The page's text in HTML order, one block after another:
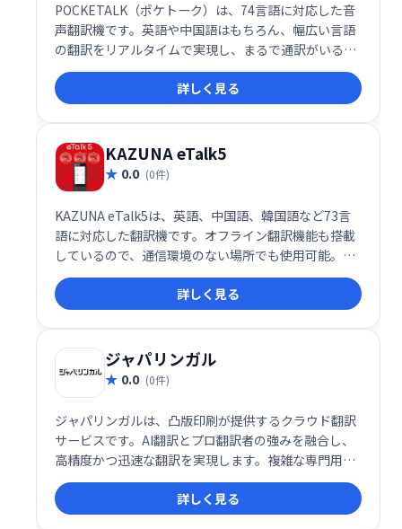
POCKETALK（ポケトーク）は、74言語に対応した音
声翻訳機です。英語や中国語はもちろん、幅広い言語
の翻訳をリアルタイムで実現し、まるで通訳がいるか
のようなスムーズなコミュニケーションを可能にしま
す。相手と互いに言葉を話せなくても、手軽に意思疎
通できます。旅行やビジネスなど、様々なシーンで活
躍します。
詳しく見る
KAZUNA eTalk5
0.0 (0件)
KAZUNA eTalk5は、英語、中国語、韓国語など73言
語に対応した翻訳機です。オフライン翻訳機能も搭載
しているので、通信環境のない場所でも使用可能。旅
行はもちろん、インバウンド対応などビジネスシーン
でも活躍します。多言語対応機器として、グローバル
なコミュニケーションをスムーズにサポートします。
詳しく見る
ジャパリンガル
0.0 (0件)
ジャパリンガルは、凸版印刷が提供するクラウド翻訳
サービスです。AI翻訳とプロ翻訳者の強みを融合し、
高精度かつ迅速な翻訳を実現します。複雑な専門用語
にも対応し、ビジネスシーンから個人利用まで幅広く
活用できます。新しい形の翻訳サービスで、あなたの
翻訳ニーズをサポートします。
詳しく見る